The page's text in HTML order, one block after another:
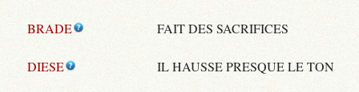
BRADE FAIT DES SACRIFICES
DIESE IL HAUSSE PRESQUE LE TON